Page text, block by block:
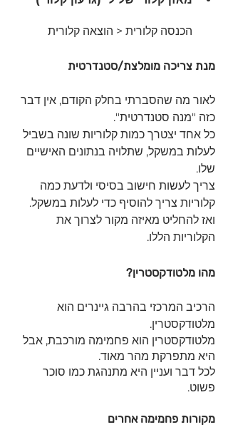
הכנסה קלורית < הוצאה קלורית
מנת צריכה מומלצת/סטנדרטית
לאור מה שהסברתי בחלק הקודם, אין דבר
כזה "מנה סטנדרטית".
כל אחד יצטרך כמות קלוריות שונה בשביל
לעלות במשקל, שתלויה בנתונים האישיים
שלו.
צריך לעשות חישוב בסיסי ולדעת כמה
קלוריות צריך להוסיף כדי לעלות במשקל.
ואז להחליט מאיזה מקור לצרוך את
הקלוריות הללו.
מהו מלטודקסטרין?
הרכיב המרכזי בהרבה גיינרים הוא
מלטודקסטרין.
מלטודקסטרין הוא פחמימה מורכבת, אבל
היא מתפרקת מהר מאוד.
לכל דבר ועניין היא מתנהגת כמו סוכר
פשוט.
מקורות פחמימה אחרים